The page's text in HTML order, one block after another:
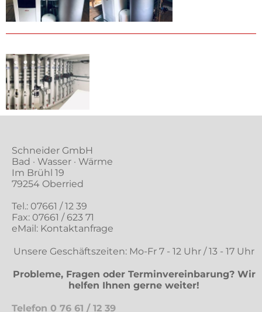
Schneider GmbH
Bad · Wasser · Wärme
Im Brühl 19
79254 Oberried
Tel.: 07661 / 12 39
Fax: 07661 / 623 71
eMail: Kontaktanfrage
Unsere Geschäftszeiten: Mo-Fr 7 - 12 Uhr / 13 - 17 Uhr
Probleme, Fragen oder Terminvereinbarung? Wir
helfen Ihnen gerne weiter!
Telefon 0 76 61 / 12 39